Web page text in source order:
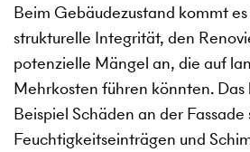
Beim Gebäudezustand kommt
strukturelle Integrität, den
potenzielle Mängel an, die auf
Mehrkosten führen könnten. Das
Beispiel Schäden an der Fassade
Feuchtigkeitseinträgen und